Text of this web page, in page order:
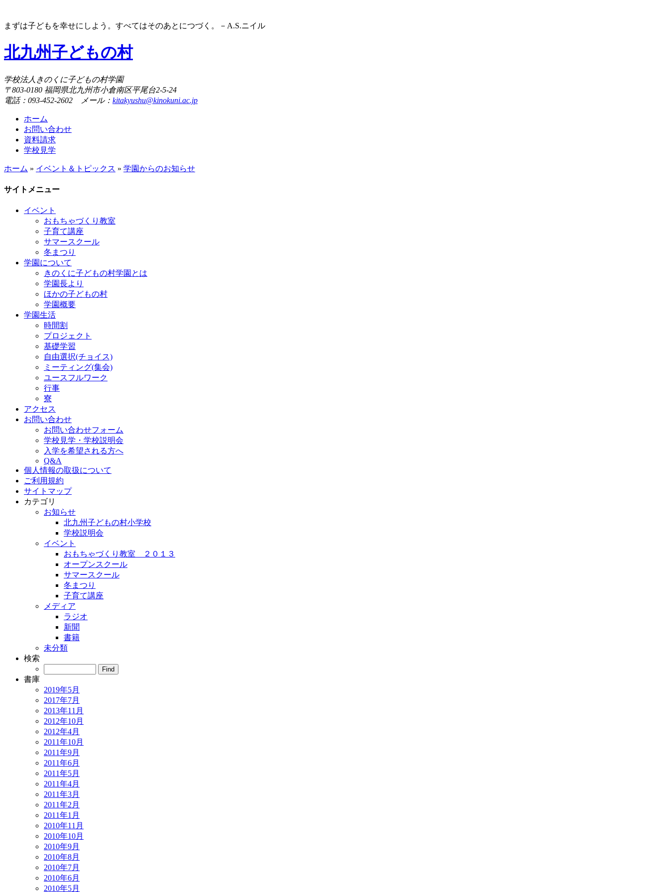
まずは子どもを幸せにしよう。すべてはそのあとにつづく。－A.S.ニイル
北九州子どもの村
学校法人きのくに子どもの村学園
〒803-0180 福岡県北九州市小倉南区平尾台2-5-24
電話：093-452-2602 メール： kitakyushu@kinokuni.ac.jp
ホーム
お問い合わせ
資料請求
学校見学
ホーム » イベント＆トピックス » 学園からのお知らせ
サイトメニュー
イベント
おもちゃづくり教室
子育て講座
サマースクール
冬まつり
学園について
きのくに子どもの村学園とは
学園長より
ほかの子どもの村
学園概要
学園生活
時間割
プロジェクト
基礎学習
自由選択(チョイス)
ミーティング(集会)
ユースフルワーク
行事
寮
アクセス
お問い合わせ
お問い合わせフォーム
学校見学・学校説明会
入学を希望される方へ
Q&A
個人情報の取扱について
ご利用規約
サイトマップ
カテゴリ
お知らせ
北九州子どもの村小学校
学校説明会
イベント
おもちゃづくり教室 ２０１３
オープンスクール
サマースクール
冬まつり
子育て講座
メディア
ラジオ
新聞
書籍
未分類
検索
書庫
2019年5月
2017年7月
2013年11月
2012年10月
2012年4月
2011年10月
2011年9月
2011年6月
2011年5月
2011年4月
2011年3月
2011年2月
2011年1月
2010年11月
2010年10月
2010年9月
2010年8月
2010年7月
2010年6月
2010年5月